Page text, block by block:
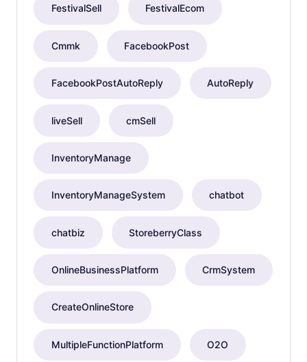
FestivalSell FestivalEcom
Cmmk FacebookPost
FacebookPostAutoReply AutoReply
liveSell cmSell
InventoryManage
InventoryManageSystem chatbot
chatbiz StoreberryClass
OnlineBusinessPlatform CrmSystem
CreateOnlineStore
MultipleFunctionPlatform O2O